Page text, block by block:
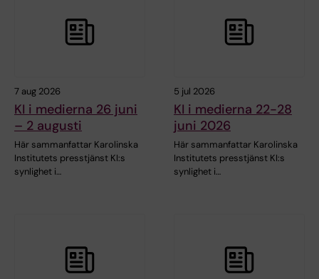
7 aug 2026
KI i medierna 26 juni
– 2 augusti
Här sammanfattar Karolinska
Institutets presstjänst KI:s
synlighet i…
5 jul 2026
KI i medierna 22-28
juni 2026
Här sammanfattar Karolinska
Institutets presstjänst KI:s
synlighet i…